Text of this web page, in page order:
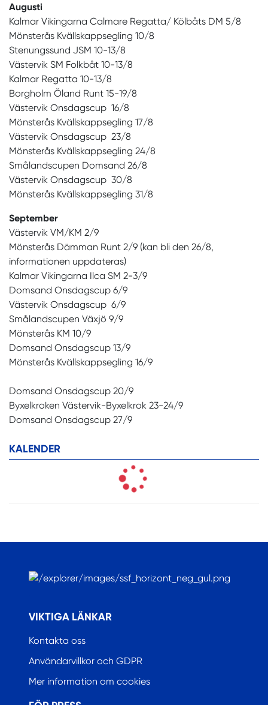
KALENDER
Augusti
Kalmar Vikingarna Calmare Regatta/ Kölbåts DM 5/8
Mönsterås Kvällskappsegling 10/8
Stenungssund JSM 10-13/8
Västervik SM Folkbåt 10-13/8
Kalmar Regatta 10-13/8
Borgholm Öland Runt 15-19/8
Västervik Onsdagscup 16/8
Mönsterås Kvällskappsegling 17/8
Västervik Onsdagscup 23/8
Mönsterås Kvällskappsegling 24/8
Smålandscupen Domsand 26/8
Västervik Onsdagscup 30/8
Mönsterås Kvällskappsegling 31/8
September
Västervik VM/KM 2/9
Mönsterås Dämman Runt 2/9 (kan bli den 26/8,
informationen uppdateras)
Kalmar Vikingarna Ilca SM 2-3/9
Domsand Onsdagscup 6/9
Västervik Onsdagscup 6/9
Smålandscupen Växjö 9/9
Mönsterås KM 10/9
Domsand Onsdagscup 13/9
Mönsterås Kvällskappsegling 16/9
Domsand Onsdagscup 20/9
Byxelkroken Västervik-Byxelkrok 23-24/9
Domsand Onsdagscup 27/9
VIKTIGA LÄNKAR
Kontakta oss
Användarvillkor och GDPR
Mer information om cookies